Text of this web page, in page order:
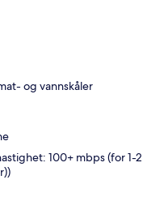
og vannskåler
100+ mbps (for 1-2